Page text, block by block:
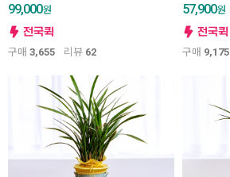
99,000원
구매 3,655 리뷰 62
57,900원
구매 9,175